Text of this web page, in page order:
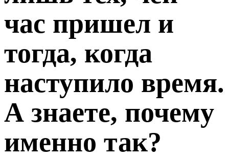
час пришел и
тогда, когда
наступило время.
А знаете, почему
именно так?